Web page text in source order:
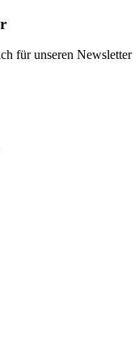
für unseren Newsletter